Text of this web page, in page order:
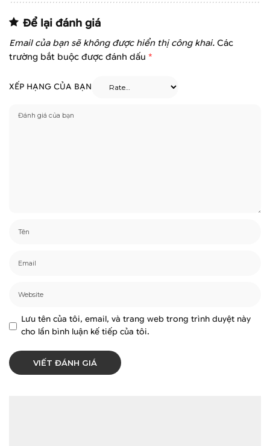
Để lại đánh giá
Email của bạn sẽ không được hiển thị công khai. Các
trường bắt buộc được đánh dấu *
XẾP HẠNG CỦA BẠN
Lưu tên của tôi, email, và trang web trong trình duyệt này
cho lần bình luận kế tiếp của tôi.